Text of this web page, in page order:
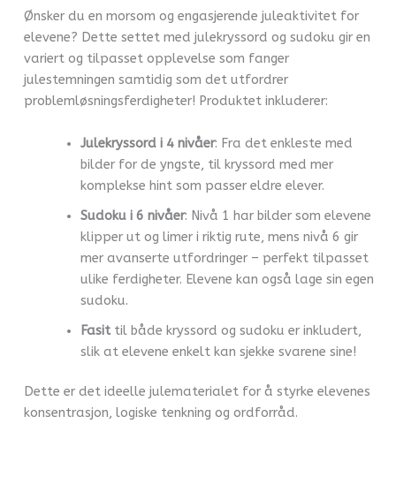
Ønsker du en morsom og engasjerende juleaktivitet for
elevene? Dette settet med julekryssord og sudoku gir en
variert og tilpasset opplevelse som fanger
julestemningen samtidig som det utfordrer
problemløsningsferdigheter! Produktet inkluderer:
Julekryssord i 4 nivåer: Fra det enkleste med
bilder for de yngste, til kryssord med mer
komplekse hint som passer eldre elever.
Sudoku i 6 nivåer: Nivå 1 har bilder som elevene
klipper ut og limer i riktig rute, mens nivå 6 gir
mer avanserte utfordringer – perfekt tilpasset
ulike ferdigheter. Elevene kan også lage sin egen
sudoku.
Fasit til både kryssord og sudoku er inkludert,
slik at elevene enkelt kan sjekke svarene sine!
Dette er det ideelle julematerialet for å styrke elevenes
konsentrasjon, logiske tenkning og ordforråd.